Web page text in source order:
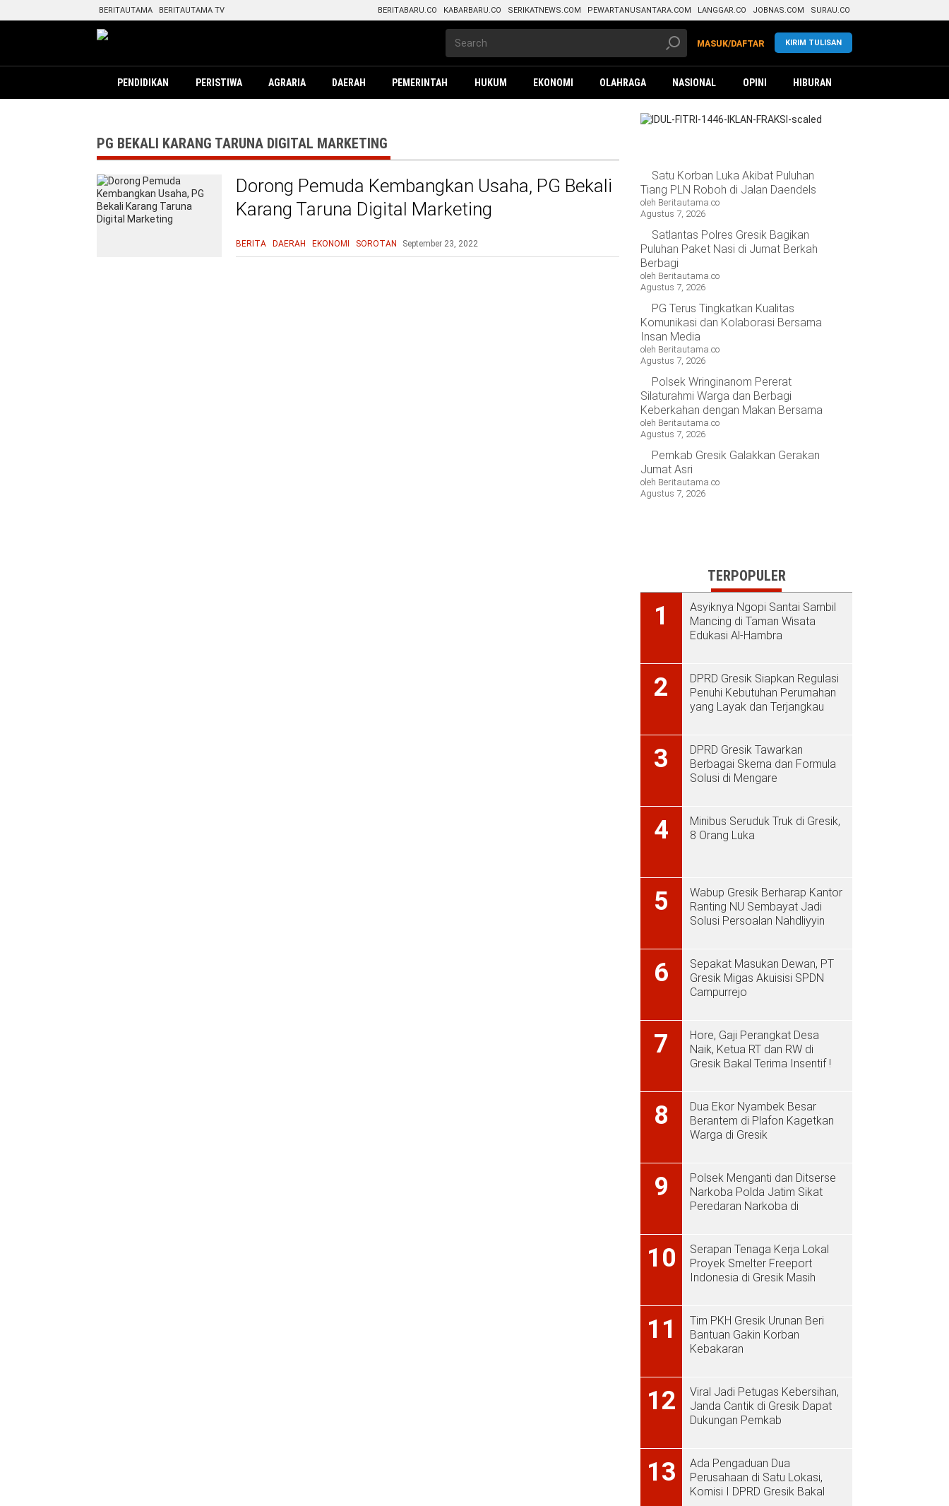
BERITAUTAMA BERITAUTAMA TV BERITABARU.CO KABARBARU.CO SERIKATNEWS.COM PEWARTANUSANTARA.COM LANGGAR.CO JOBNAS.COM SURAU.CO
KIRIM TULISAN
MASUK/DAFTAR
PENDIDIKAN PERISTIWA AGRARIA DAERAH PEMERINTAH HUKUM EKONOMI OLAHRAGA NASIONAL OPINI HIBURAN
PG BEKALI KARANG TARUNA DIGITAL MARKETING
Dorong Pemuda Kembangkan Usaha, PG Bekali
Karang Taruna Digital Marketing
BERITA DAERAH EKONOMI SOROTAN September 23, 2022
Satu Korban Luka Akibat Puluhan
Tiang PLN Roboh di Jalan Daendels
oleh Beritautama.co
Agustus 7, 2026
Satlantas Polres Gresik Bagikan
Puluhan Paket Nasi di Jumat Berkah
Berbagi
oleh Beritautama.co
Agustus 7, 2026
PG Terus Tingkatkan Kualitas
Komunikasi dan Kolaborasi Bersama
Insan Media
oleh Beritautama.co
Agustus 7, 2026
Polsek Wringinanom Pererat
Silaturahmi Warga dan Berbagi
Keberkahan dengan Makan Bersama
oleh Beritautama.co
Agustus 7, 2026
Pemkab Gresik Galakkan Gerakan
Jumat Asri
oleh Beritautama.co
Agustus 7, 2026
TERPOPULER
1
Asyiknya Ngopi Santai Sambil
Mancing di Taman Wisata
Edukasi Al-Hambra
2
DPRD Gresik Siapkan Regulasi
Penuhi Kebutuhan Perumahan
yang Layak dan Terjangkau
3
DPRD Gresik Tawarkan
Berbagai Skema dan Formula
Solusi di Mengare
4
Minibus Seruduk Truk di Gresik,
8 Orang Luka
5
Wabup Gresik Berharap Kantor
Ranting NU Sembayat Jadi
Solusi Persoalan Nahdliyyin
6
Sepakat Masukan Dewan, PT
Gresik Migas Akuisisi SPDN
Campurrejo
7
Hore, Gaji Perangkat Desa
Naik, Ketua RT dan RW di
Gresik Bakal Terima Insentif !
8
Dua Ekor Nyambek Besar
Berantem di Plafon Kagetkan
Warga di Gresik
9
Polsek Menganti dan Ditserse
Narkoba Polda Jatim Sikat
Peredaran Narkoba di
10
Serapan Tenaga Kerja Lokal
Proyek Smelter Freeport
Indonesia di Gresik Masih
11
Tim PKH Gresik Urunan Beri
Bantuan Gakin Korban
Kebakaran
12
Viral Jadi Petugas Kebersihan,
Janda Cantik di Gresik Dapat
Dukungan Pemkab
13
Ada Pengaduan Dua
Perusahaan di Satu Lokasi,
Komisi I DPRD Gresik Bakal